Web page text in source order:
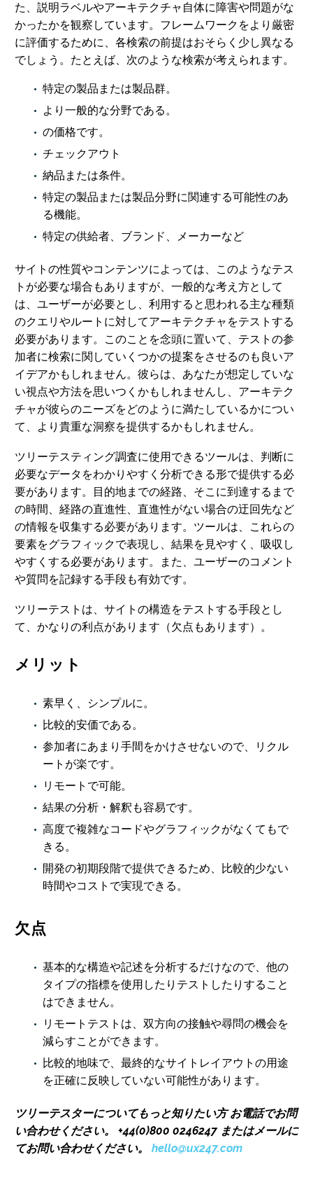
た、説明ラベルやアーキテクチャ自体に障害や問題がな
かったかを観察しています。フレームワークをより厳密
に評価するために、各検索の前提はおそらく少し異なる
でしょう。たとえば、次のような検索が考えられます。
特定の製品または製品群。
より一般的な分野である。
の価格です。
チェックアウト
納品または条件。
特定の製品または製品分野に関連する可能性のあ
る機能。
特定の供給者、ブランド、メーカーなど
サイトの性質やコンテンツによっては、このようなテス
トが必要な場合もありますが、一般的な考え方として
は、ユーザーが必要とし、利用すると思われる主な種類
のクエリやルートに対してアーキテクチャをテストする
必要があります。このことを念頭に置いて、テストの参
加者に検索に関していくつかの提案をさせるのも良いア
イデアかもしれません。彼らは、あなたが想定していな
い視点や方法を思いつくかもしれませんし、アーキテク
チャが彼らのニーズをどのように満たしているかについ
て、より貴重な洞察を提供するかもしれません。
ツリーテスティング調査に使用できるツールは、判断に
必要なデータをわかりやすく分析できる形で提供する必
要があります。目的地までの経路、そこに到達するまで
の時間、経路の直進性、直進性がない場合の迂回先など
の情報を収集する必要があります。ツールは、これらの
要素をグラフィックで表現し、結果を見やすく、吸収し
やすくする必要があります。また、ユーザーのコメント
や質問を記録する手段も有効です。
ツリーテストは、サイトの構造をテストする手段とし
て、かなりの利点があります（欠点もあります）。
メリット
素早く、シンプルに。
比較的安価である。
参加者にあまり手間をかけさせないので、リクル
ートが楽です。
リモートで可能。
結果の分析・解釈も容易です。
高度で複雑なコードやグラフィックがなくてもで
きる。
開発の初期段階で提供できるため、比較的少ない
時間やコストで実現できる。
欠点
基本的な構造や記述を分析するだけなので、他の
タイプの指標を使用したりテストしたりすること
はできません。
リモートテストは、双方向の接触や尋問の機会を
減らすことができます。
比較的地味で、最終的なサイトレイアウトの用途
を正確に反映していない可能性があります。
ツリーテスターについてもっと知りたい方 お電話でお問
い合わせください。
+44(0)800 0246247 またはメールに
てお問い合わせください。 hello@ux247.com